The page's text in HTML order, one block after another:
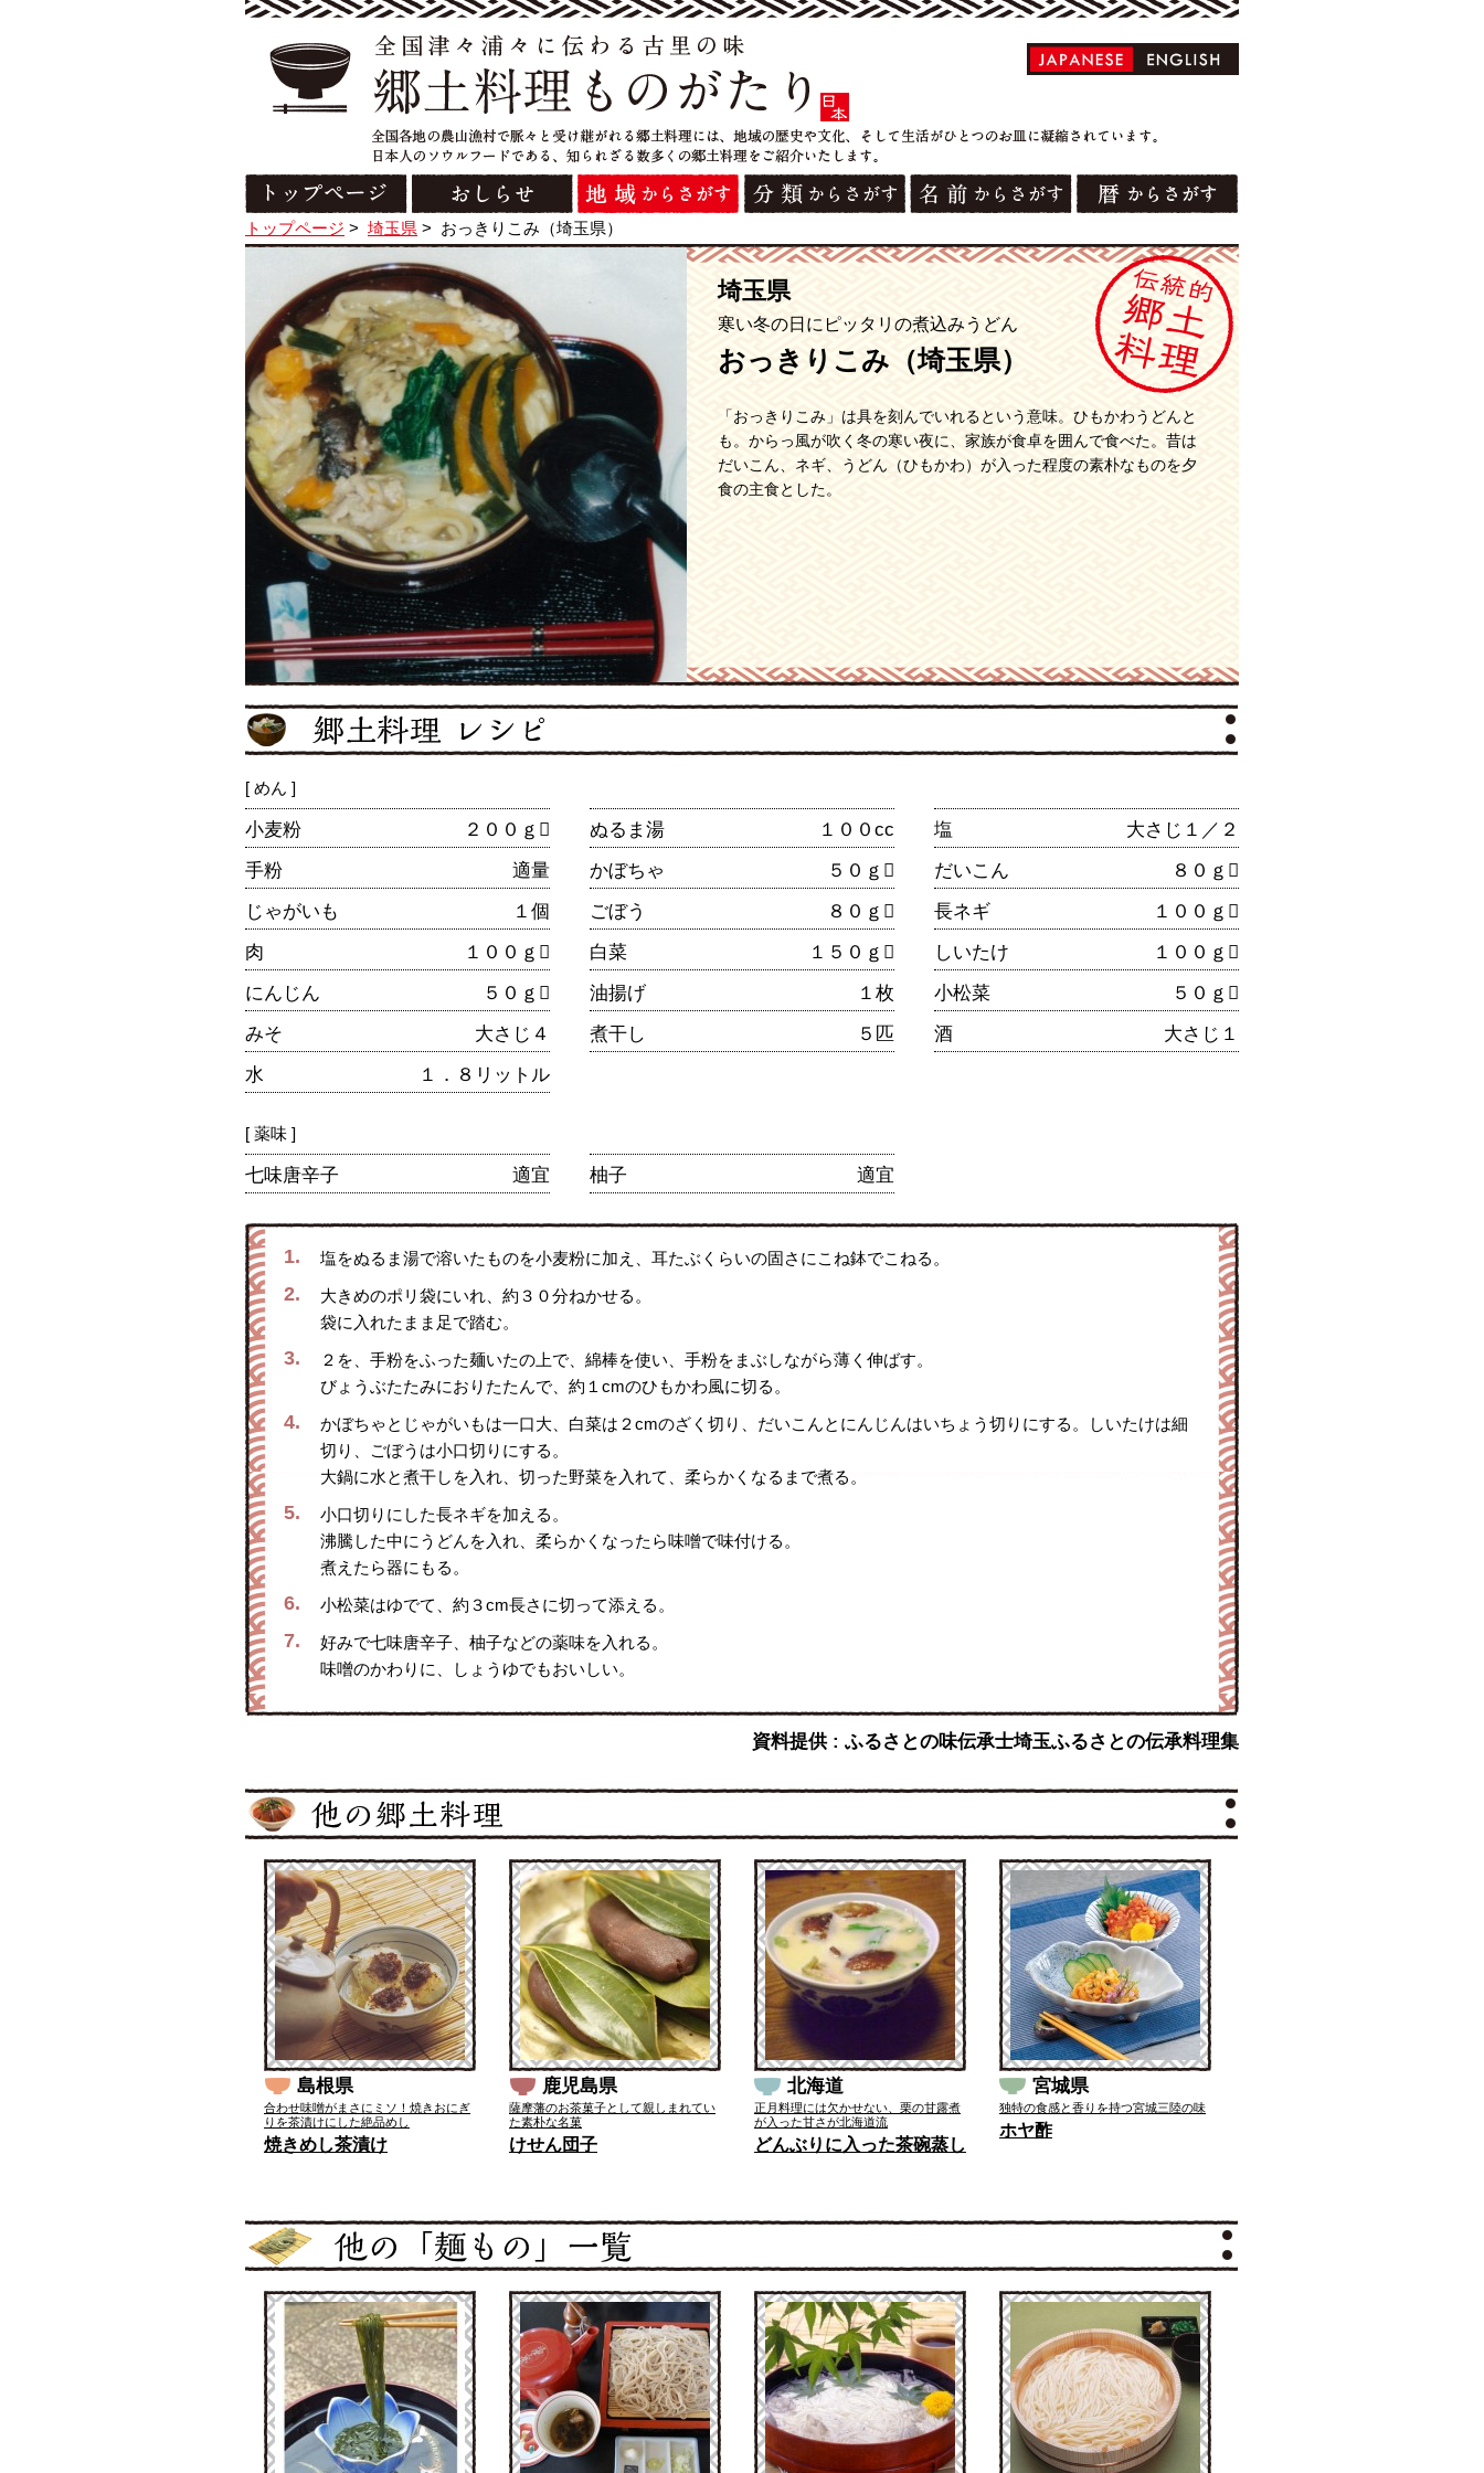
トップページ > 埼玉県 > おっきりこみ（埼玉県）
埼玉県
寒い冬の日にピッタリの煮込みうどん
おっきりこみ（埼玉県）
「おっきりこみ」は具を刻んでいれるという意味。ひもかわうどんと
も。からっ風が吹く冬の寒い夜に、家族が食卓を囲んで食べた。昔は
だいこん、ネギ、うどん（ひもかわ）が入った程度の素朴なものを夕
食の主食とした。
[ めん ]
小麦粉 ２００ｇ ぬるま湯 １００cc 塩
大さじ１／２
手粉
適量 かぼちゃ ５０ｇ だいこん
８０ｇ
じゃがいも
１個 ごぼう ８０ｇ 長ネギ
１００ｇ
肉
１００ｇ 白菜 １５０ｇ しいたけ
１００ｇ
にんじん
５０ｇ 油揚げ １枚 小松菜
５０ｇ
みそ
大さじ４ 煮干し ５匹 酒
大さじ１
水
１．８リットル
[ 薬味 ]
七味唐辛子 適宜 柚子 適宜
1. 塩をぬるま湯で溶いたものを小麦粉に加え、耳たぶくらいの固さにこね鉢でこねる。
2.
大きめのポリ袋にいれ、約３０分ねかせる。
袋に入れたまま足で踏む。
3.
２を、手粉をふった麺いたの上で、綿棒を使い、手粉をまぶしながら薄く伸ばす。
びょうぶたたみにおりたたんで、約１cmのひもかわ風に切る。
4.
かぼちゃとじゃがいもは一口大、白菜は２cmのざく切り、だいこんとにんじんはいちょう切りにする。しいたけは細
切り、ごぼうは小口切りにする。
大鍋に水と煮干しを入れ、切った野菜を入れて、柔らかくなるまで煮る。
5.
小口切りにした長ネギを加える。
沸騰した中にうどんを入れ、柔らかくなったら味噌で味付ける。
煮えたら器にもる。
6. 小松菜はゆでて、約３cm長さに切って添える。
7.
好みで七味唐辛子、柚子などの薬味を入れる。
味噌のかわりに、しょうゆでもおいしい。
資料提供 : ふるさとの味伝承士埼玉ふるさとの伝承料理集
島根県
合わせ味噌がまさにミソ！焼きおにぎ
りを茶漬けにした絶品めし
焼きめし茶漬け
鹿児島県
薩摩藩のお茶菓子として親しまれてい
た素朴な名菓
けせん団子
北海道
正月料理には欠かせない、栗の甘露煮
が入った甘さが北海道流
どんぶりに入った茶碗蒸し
宮城県
独特の食感と香りを持つ宮城三陸の味
ホヤ酢